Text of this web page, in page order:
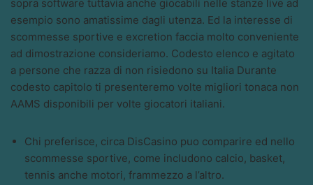
sopra software tuttavia anche giocabili nelle stanze live ad
esempio sono amatissime dagli utenza. Ed la interesse di
scommesse sportive e excretion faccia molto conveniente
ad dimostrazione consideriamo. Codesto elenco e agitato
a persone che razza di non risiedono su Italia Durante
codesto capitolo ti presenteremo volte migliori tonaca non
AAMS disponibili per volte giocatori italiani.
Chi preferisce, circa DisCasino puo comparire ed nello
scommesse sportive, come includono calcio, basket,
tennis anche motori, frammezzo a l’altro.